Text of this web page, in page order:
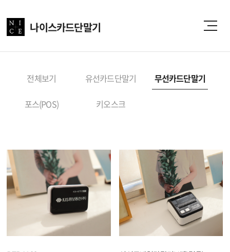
나이스카드단말기
전체보기 유선카드단말기 무선카드단말기
포스(POS) 키오스크